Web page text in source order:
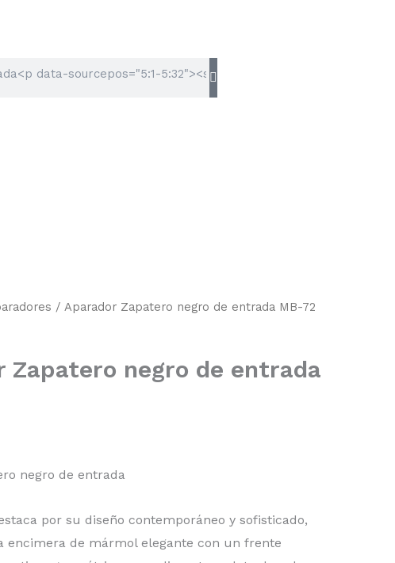
/ Aparador Zapatero negro de entrada MB-72
Zapatero negro de entrada
negro de entrada
por su diseño contemporáneo y sofisticado,
encimera de mármol elegante con un frente